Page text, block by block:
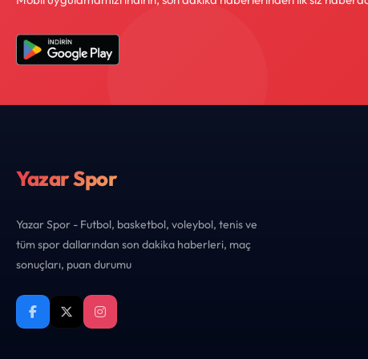
Yazar Spor
Yazar Spor - Futbol, basketbol, voleybol, tenis ve
tüm spor dallarından son dakika haberleri, maç
sonuçları, puan durumu